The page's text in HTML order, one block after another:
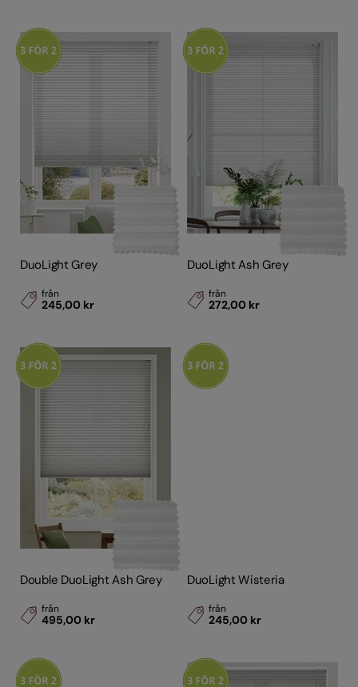
DuoLight Grey
från
245,00 kr
DuoLight Ash Grey
från
272,00 kr
Double DuoLight Ash Grey
från
495,00 kr
DuoLight Wisteria
från
245,00 kr